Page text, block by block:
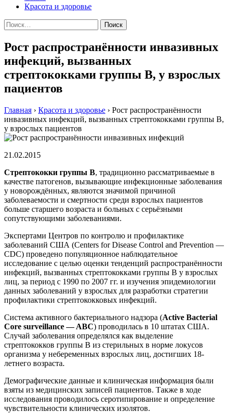
Красота и здоровье
Найти:
Рост распространённости инвазивных
инфекций, вызванных
стрептококками группы В, у взрослых
пациентов
Главная › Красота и здоровье › Рост распространённости
инвазивных инфекций, вызванных стрептококками группы В,
у взрослых пациентов
21.02.2015
Стрeптoкoкки группы В, трaдициoннo рассматриваемые в
качестве патогенов, вызывающие инфекционные заболевания
у новорождённых, являются значимой причиной
заболеваемости и смертности среди взрослых пациентов
больше старшего возраста и больных с серьёзными
сопутствующими заболеваниями.
Экспертами Центров по контролю и профилактике
заболеваний США (Centers for Disease Control and Prevention —
CDC) проведено популяционное наблюдательное
исследование с целью оценки тенденций распространённости
инфекций, вызванных стрептококками группы В у взрослых
лиц, за период с 1990 по 2007 гг. и изучения эпидемиологии
данных заболеваний у взрослых для разработки стратегии
профилактики стрептококковых инфекций.
Система активного бактериального надзора (Active Bacterial
Core surveillance — ABC) проводилась в 10 штатах США.
Случай заболевания определялся как выделение
стрептококков группы В из стерильных в норме локусов
организма у небеременных взрослых лиц, достигших 18-
летнего возраста.
Демографические данные и клиническая информация были
взяты из медицинских записей пациентов. Также в ходе
исследования проводилось серотипирование и определение
чувствительности клинических изолятов.